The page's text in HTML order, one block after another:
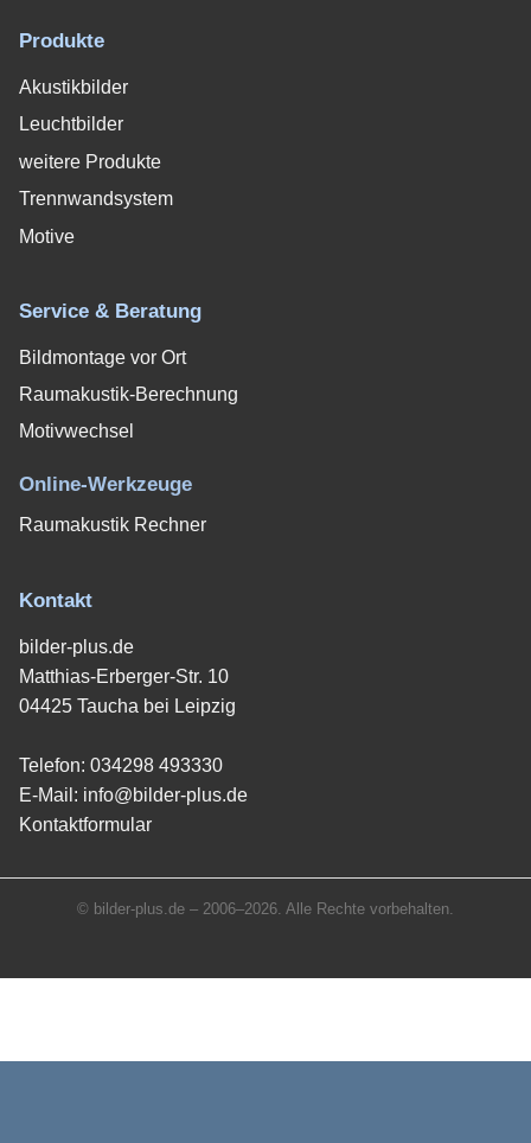
Produkte
Akustikbilder
Leuchtbilder
weitere Produkte
Trennwandsystem
Motive
Service & Beratung
Bildmontage vor Ort
Raumakustik-Berechnung
Motivwechsel
Online-Werkzeuge
Raumakustik Rechner
Kontakt
bilder-plus.de
Matthias-Erberger-Str. 10
04425 Taucha bei Leipzig
Telefon: 034298 493330
E-Mail: info@bilder-plus.de
Kontaktformular
© bilder-plus.de – 2006–2026. Alle Rechte vorbehalten.